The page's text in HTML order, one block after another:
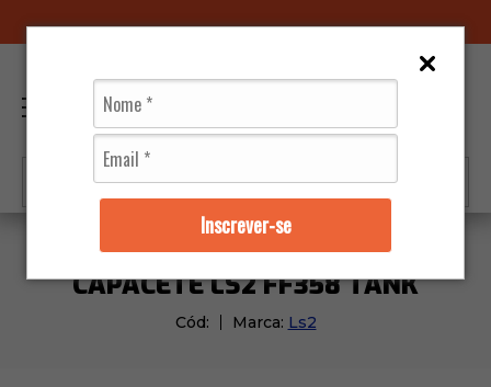
Inscrever-se
Capacete Ls2 FF358 Tank
CAPACETE LS2 FF358 TANK
Cód: Marca: Ls2